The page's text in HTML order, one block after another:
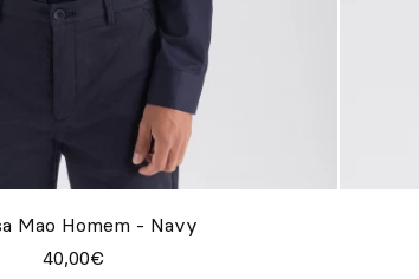
Mao Homem - Navy
40,00€